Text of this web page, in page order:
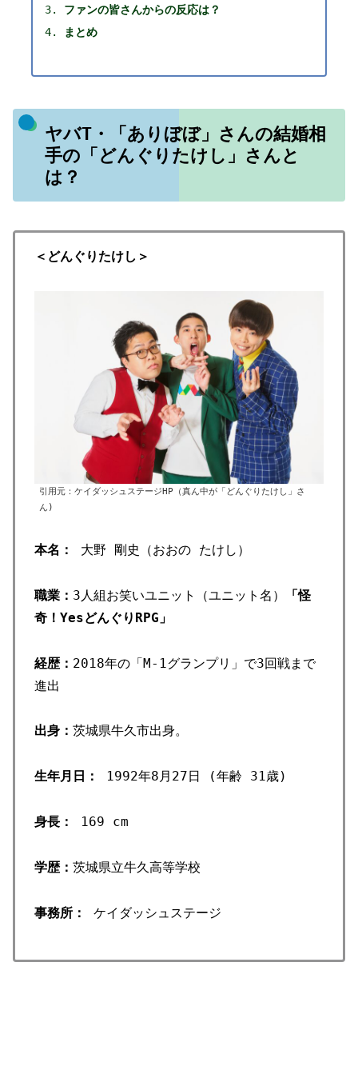
ファンの皆さんからの反応は？
まとめ
ヤバT・「ありぼぼ」さんの結婚相
手の「どんぐりたけし」さんと
は？
＜どんぐりたけし＞
引用元：ケイダッシュステージHP（真ん中が「どんぐりたけし」さ
ん)
本名： 大野 剛史（おおの たけし）
職業： 3人組お笑いユニット（ユニット名）
「怪
奇！YesどんぐりRPG」
経歴： 2018年の「M-1グランプリ」で3回戦まで
進出
出身： 茨城県牛久市出身。
生年月日： 1992年8月27日 (年齢 31歳)
身長： 169 cm
学歴： 茨城県立牛久高等学校
事務所： ケイダッシュステージ